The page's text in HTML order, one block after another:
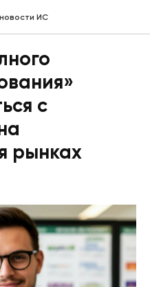
ИС
с
рынках